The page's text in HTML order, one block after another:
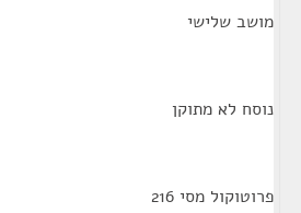
מושב שלישי
נוסח לא מתוקן
פרוטוקול מסי 216